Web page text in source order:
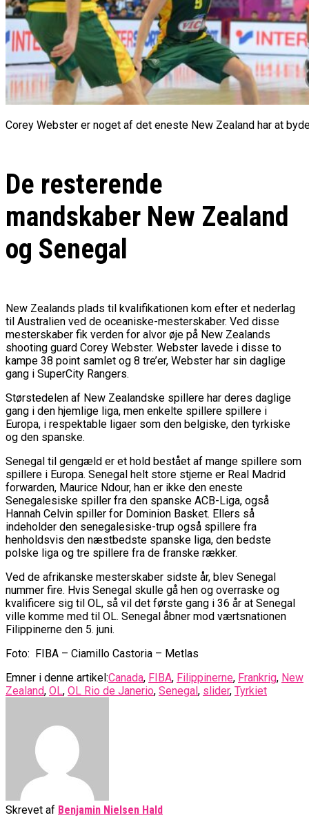
Corey Webster er noget af det eneste New Zealand har at
De resterende
mandskaber New Zealand
og Senegal
New Zealands plads til kvalifikationen kom efter et nederlag
til Australien ved de oceaniske-mesterskaber. Ved disse
mesterskaber fik verden for alvor øje på New Zealands
shooting guard Corey Webster. Webster lavede i disse to
kampe 38 point samlet og 8 tre’er, Webster har sin daglige
gang i SuperCity Rangers.
Størstedelen af New Zealandske spillere har deres daglige
gang i den hjemlige liga, men enkelte spillere spillere i
Europa, i respektable ligaer som den belgiske, den tyrkiske
og den spanske.
Senegal til gengæld er et hold bestået af mange spillere som
spillere i Europa. Senegal helt store stjerne er Real Madrid
forwarden, Maurice Ndour, han er ikke den eneste
Senegalesiske spiller fra den spanske ACB-Liga, også
Hannah Celvin spiller for Dominion Basket. Ellers så
indeholder den senegalesiske-trup også spillere fra
henholdsvis den næstbedste spanske liga, den bedste
polske liga og tre spillere fra de franske rækker.
Ved de afrikanske mesterskaber sidste år, blev Senegal
nummer fire. Hvis Senegal skulle gå hen og overraske og
kvalificere sig til OL, så vil det første gang i 36 år at Senegal
ville komme med til OL. Senegal åbner mod værtsnationen
Filippinerne den 5. juni.
Foto: FIBA – Ciamillo Castoria – Metlas
Emner i denne artikel:Canada, FIBA, Filippinerne, Frankrig, New
Zealand, OL, OL Rio de Janerio, Senegal , slider, Tyrkiet
Skrevet af Benjamin Nielsen Hald